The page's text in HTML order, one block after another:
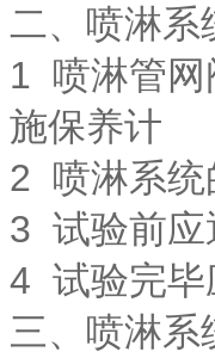
二、喷淋系
1 喷淋管网
施保养计
2 喷淋系统
3 试验前应
4 试验完毕
三、喷淋系